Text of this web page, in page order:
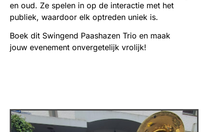
en oud. Ze spelen in op de interactie met het
publiek, waardoor elk optreden uniek is.
Boek dit Swingend Paashazen Trio en maak
jouw evenement onvergetelijk vrolijk!